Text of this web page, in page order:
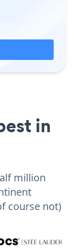
in
million
course not)